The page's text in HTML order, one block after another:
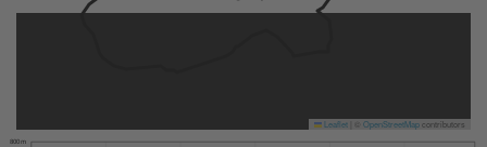
Leaflet OpenStreetMapcontributors
800 m